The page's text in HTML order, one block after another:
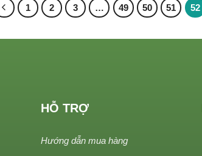
1 2 3 … 49 50 51 52
HỖ TRỢ
Hướng dẫn mua hàng